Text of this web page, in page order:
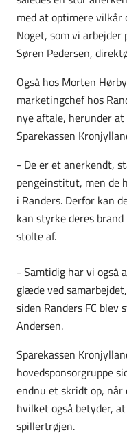
med at optimere vilkår
Noget, som vi
Søren Pedersen,
Også hos Morten
marketingchef hos
nye aftale, herunder
Sparekassen
- De er et anerkendt,
pengeinstitut, men de
i Randers. Derfor kan
kan styrke deres
stolte af.
- Samtidig har vi også
glæde ved
siden Randers FC
Andersen.
Sparekassen
hovedsponsorgruppe
endnu et skridt op, når
hvilket også betyder,
spillertrøjen.